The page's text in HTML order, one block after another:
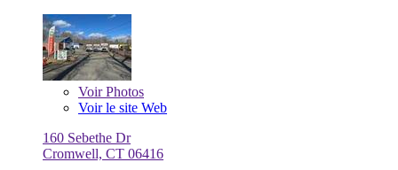
VoirPhotos
Voir le site Web
160 Sebethe Dr
Cromwell, CT 06416